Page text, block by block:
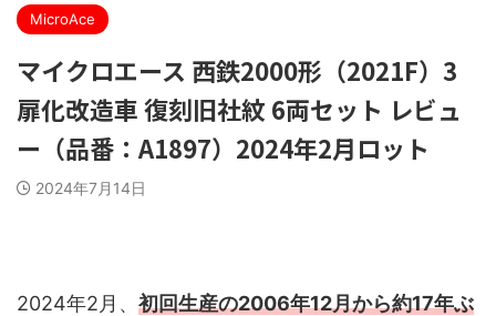
MicroAce
マイクロエース 西鉄2000形（2021F）3
扉化改造車 復刻旧社紋 6両セット レビュ
ー（品番：A1897）2024年2月ロット
2024年7月14日
2024年2月、 初回生産の2006年12月から約17年ぶ